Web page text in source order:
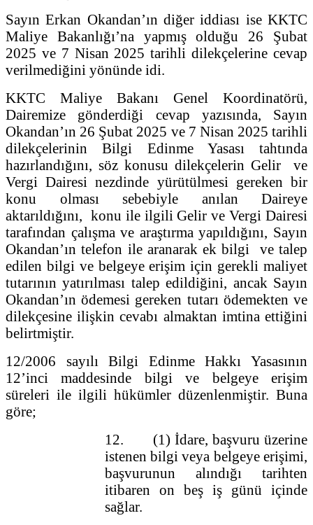
Sayın Erkan Okandan’ın diğer iddiası ise KKTC
Maliye Bakanlığı’na yapmış olduğu 26 Şubat
2025 ve 7 Nisan 2025 tarihli dilekçelerine cevap
verilmediğini yönünde idi.
KKTC Maliye Bakanı Genel Koordinatörü,
Dairemize gönderdiği cevap yazısında, Sayın
Okandan’ın 26 Şubat 2025 ve 7 Nisan 2025 tarihli
dilekçelerinin Bilgi Edinme Yasası tahtında
hazırlandığını, söz konusu dilekçelerin Gelir ve
Vergi Dairesi nezdinde yürütülmesi gereken bir
konu olması sebebiyle anılan Daireye
aktarıldığını, konu ile ilgili Gelir ve Vergi Dairesi
tarafından çalışma ve araştırma yapıldığını, Sayın
Okandan’ın telefon ile aranarak ek bilgi ve talep
edilen bilgi ve belgeye erişim için gerekli maliyet
tutarının yatırılması talep edildiğini, ancak Sayın
Okandan’ın ödemesi gereken tutarı ödemekten ve
dilekçesine ilişkin cevabı almaktan imtina ettiğini
belirtmiştir.
12/2006 sayılı Bilgi Edinme Hakkı Yasasının
12’inci maddesinde bilgi ve belgeye erişim
süreleri ile ilgili hükümler düzenlenmiştir. Buna
göre;
12. (1) İdare, başvuru üzerine
istenen bilgi veya belgeye erişimi,
başvurunun alındığı tarihten
itibaren on beş iş günü içinde
sağlar.